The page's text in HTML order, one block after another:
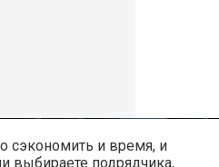
и время, и
выбираете подрядчика,